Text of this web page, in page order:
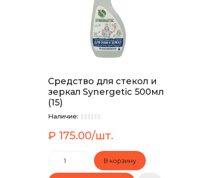
Средство для стекол и
зеркал Synergetic 500мл
(15)
Наличие:
₽ 175.00/шт.